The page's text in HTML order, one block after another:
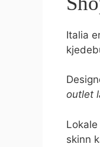
Italia
outlet
skinn